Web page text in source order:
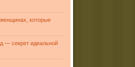
которые
— секрет идеальной